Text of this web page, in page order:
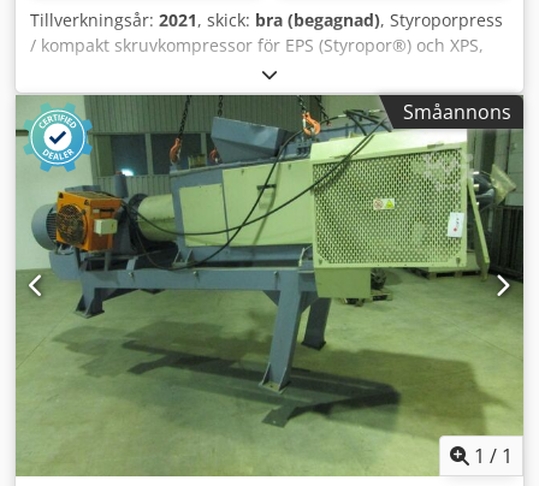
Tillverkningsår: 2021, skick: bra (begagnad), Styroporpress
/ kompakt skruvkompressor för EPS (Styropor®) och XPS,
EPS-förpackningar eller produktionsrester, Heger –
begagnad: Pris från plats: endast 9 950 € (exklusive moms)!
Tillverkare: Heger GmbH, Herrenberg Typ: Tiger 130 T
Tillverkningsår: 2021 3 x 400 V Tidigare nypris: 15 000 EUR
Kapacitet 1) upp till 15 kg/h Uppnåelig komprimering 1)
upp till 250 kg/m³ Bearbetningsbara materialdensiteter
upp till 30 g/l Bearbetningsbar formhöjd upp till 300 mm
Effektiv matningsöppning (B x D) 700 x 360 mm Blockstorlek
130 x 130 mm Mått vid installation (L x B x H) 2 824 x 440 x
1 602 mm Maskinvikt 310 kg Elektrisk anslutningseffekt 1,5
kW, spänning (EU) 3 x 230 V 50 Hz 3 x 400 V 50 Hz Spänning
(USA) 3 x 230 V 60 Hz 3 x 480 V 60 Hz CE-märkning Skick:
bra – mycket bra, lite använd Crjdpfx Afjzk Da Hepsf
Tillgänglig: omgående Plats: 25813 Husum
Småannons
1 / 1